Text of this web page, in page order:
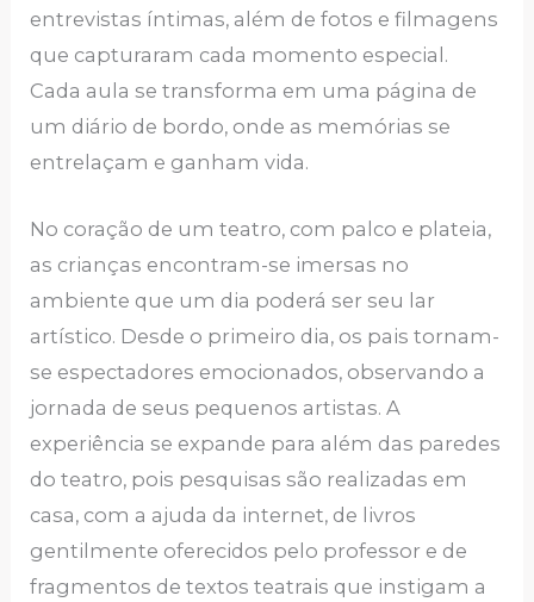
entrevistas íntimas, além de fotos e filmagens
que capturaram cada momento especial.
Cada aula se transforma em uma página de
um diário de bordo, onde as memórias se
entrelaçam e ganham vida.
No coração de um teatro, com palco e plateia,
as crianças encontram-se imersas no
ambiente que um dia poderá ser seu lar
artístico. Desde o primeiro dia, os pais tornam-
se espectadores emocionados, observando a
jornada de seus pequenos artistas. A
experiência se expande para além das paredes
do teatro, pois pesquisas são realizadas em
casa, com a ajuda da internet, de livros
gentilmente oferecidos pelo professor e de
fragmentos de textos teatrais que instigam a